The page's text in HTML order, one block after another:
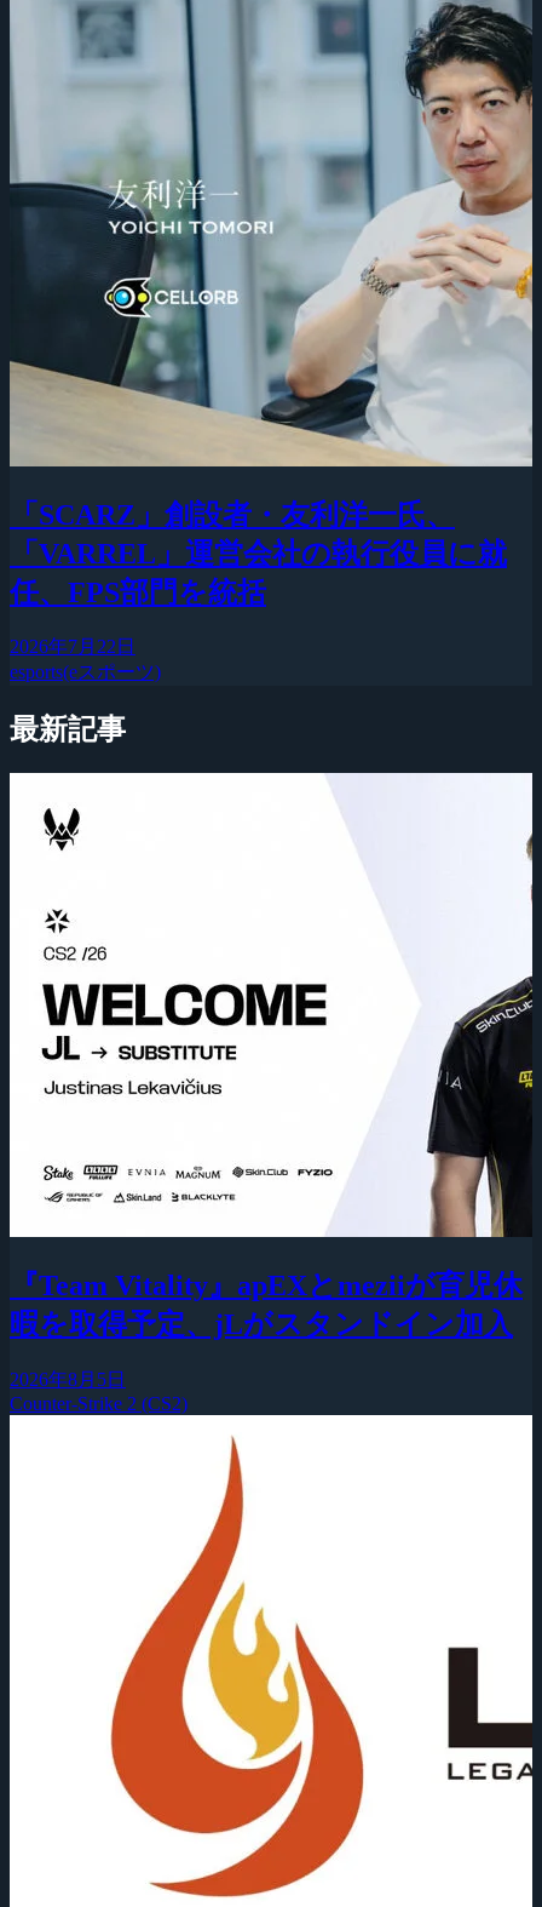
「SCARZ」創設者・友利洋一氏、
「VARREL」運営会社の執行役員に就
任、FPS部門を統括
2026年7月22日
esports(eスポーツ)
最新記事
『Team Vitality』apEXとmeziiが育児休
暇を取得予定、jLがスタンドイン加入
2026年8月5日
Counter-Strike 2 (CS2)